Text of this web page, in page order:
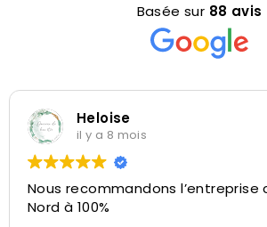
Basée sur 88 avis
Heloise
il y a 8 mois
Nous recommandons l’entreprise
Nord à 100%